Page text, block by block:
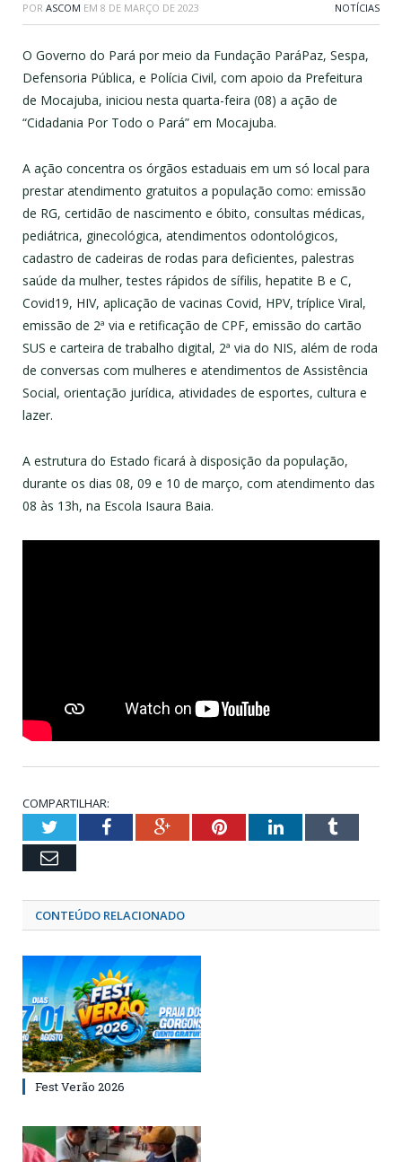
POR ASCOM EM 8 DE MARÇO DE 2023 NOTÍCIAS
O Governo do Pará por meio da Fundação ParáPaz, Sespa,
Defensoria Pública, e Polícia Civil, com apoio da Prefeitura
de Mocajuba, iniciou nesta quarta-feira (08) a ação de
“Cidadania Por Todo o Pará” em Mocajuba.
A ação concentra os órgãos estaduais em um só local para
prestar atendimento gratuitos a população como: emissão
de RG, certidão de nascimento e óbito, consultas médicas,
pediátrica, ginecológica, atendimentos odontológicos,
cadastro de cadeiras de rodas para deficientes, palestras
saúde da mulher, testes rápidos de sífilis, hepatite B e C,
Covid19, HIV, aplicação de vacinas Covid, HPV, tríplice Viral,
emissão de 2ª via e retificação de CPF, emissão do cartão
SUS e carteira de trabalho digital, 2ª via do NIS, além de roda
de conversas com mulheres e atendimentos de Assistência
Social, orientação jurídica, atividades de esportes, cultura e
lazer.
A estrutura do Estado ficará à disposição da população,
durante os dias 08, 09 e 10 de março, com atendimento das
08 às 13h, na Escola Isaura Baia.
COMPARTILHAR:
TwitterFacebookGoogle+PinterestLinkedInTumblr
Email
CONTEÚDO RELACIONADO
Fest Verão 2026